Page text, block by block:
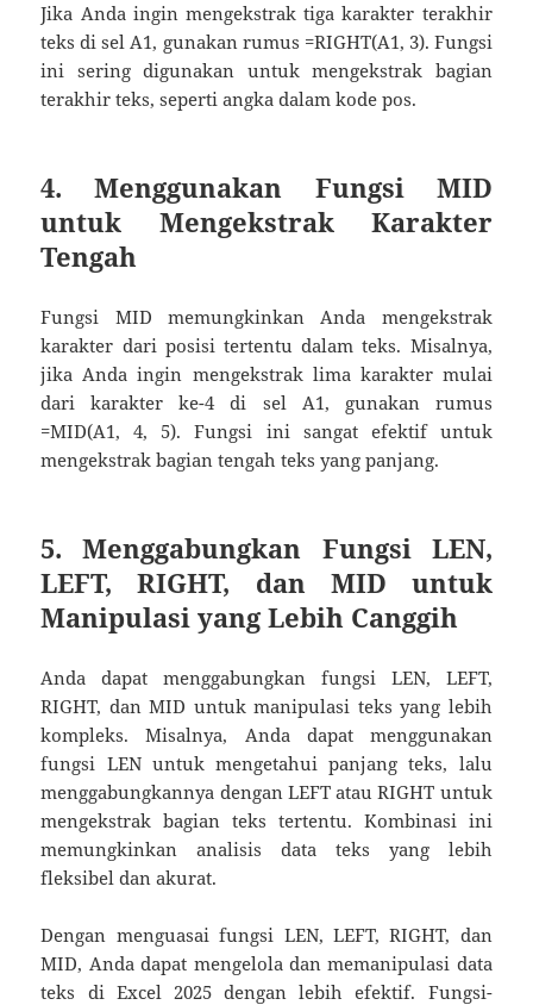
Jika Anda ingin mengekstrak tiga karakter terakhir
teks di sel A1, gunakan rumus =RIGHT(A1, 3). Fungsi
ini sering digunakan untuk mengekstrak bagian
terakhir teks, seperti angka dalam kode pos.
4. Menggunakan Fungsi MID
untuk Mengekstrak Karakter
Tengah
Fungsi MID memungkinkan Anda mengekstrak
karakter dari posisi tertentu dalam teks. Misalnya,
jika Anda ingin mengekstrak lima karakter mulai
dari karakter ke-4 di sel A1, gunakan rumus
=MID(A1, 4, 5). Fungsi ini sangat efektif untuk
mengekstrak bagian tengah teks yang panjang.
5. Menggabungkan Fungsi LEN,
LEFT, RIGHT, dan MID untuk
Manipulasi yang Lebih Canggih
Anda dapat menggabungkan fungsi LEN, LEFT,
RIGHT, dan MID untuk manipulasi teks yang lebih
kompleks. Misalnya, Anda dapat menggunakan
fungsi LEN untuk mengetahui panjang teks, lalu
menggabungkannya dengan LEFT atau RIGHT untuk
mengekstrak bagian teks tertentu. Kombinasi ini
memungkinkan analisis data teks yang lebih
fleksibel dan akurat.
Dengan menguasai fungsi LEN, LEFT, RIGHT, dan
MID, Anda dapat mengelola dan memanipulasi data
teks di Excel 2025 dengan lebih efektif. Fungsi-